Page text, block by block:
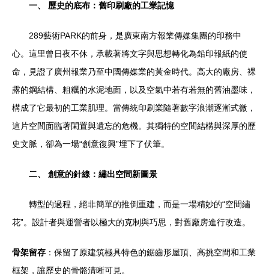
一、 歷史的底布：舊印刷廠的工業記憶
289藝術PARK的前身，是廣東南方報業傳媒集團的印務中
心。這里曾日夜不休，承載著將文字與思想轉化為鉛印報紙的使
命，見證了廣州報業乃至中國傳媒業的黃金時代。高大的廠房、裸
露的鋼結構、粗糲的水泥地面，以及空氣中若有若無的舊油墨味，
構成了它最初的工業肌理。當傳統印刷業隨著數字浪潮逐漸式微，
這片空間面臨著閑置與遺忘的危機。其獨特的空間結構與深厚的歷
史文脈，卻為一場“創意復興”埋下了伏筆。
二、 創意的針線：繡出空間新圖景
轉型的過程，絕非簡單的推倒重建，而是一場精妙的“空間繡
花”。設計者與運營者以極大的克制與巧思，對舊廠房進行改造。
骨架留存 ：保留了原建筑極具特色的鋸齒形屋頂、高挑空間和工業
框架，讓歷史的骨骼清晰可見。